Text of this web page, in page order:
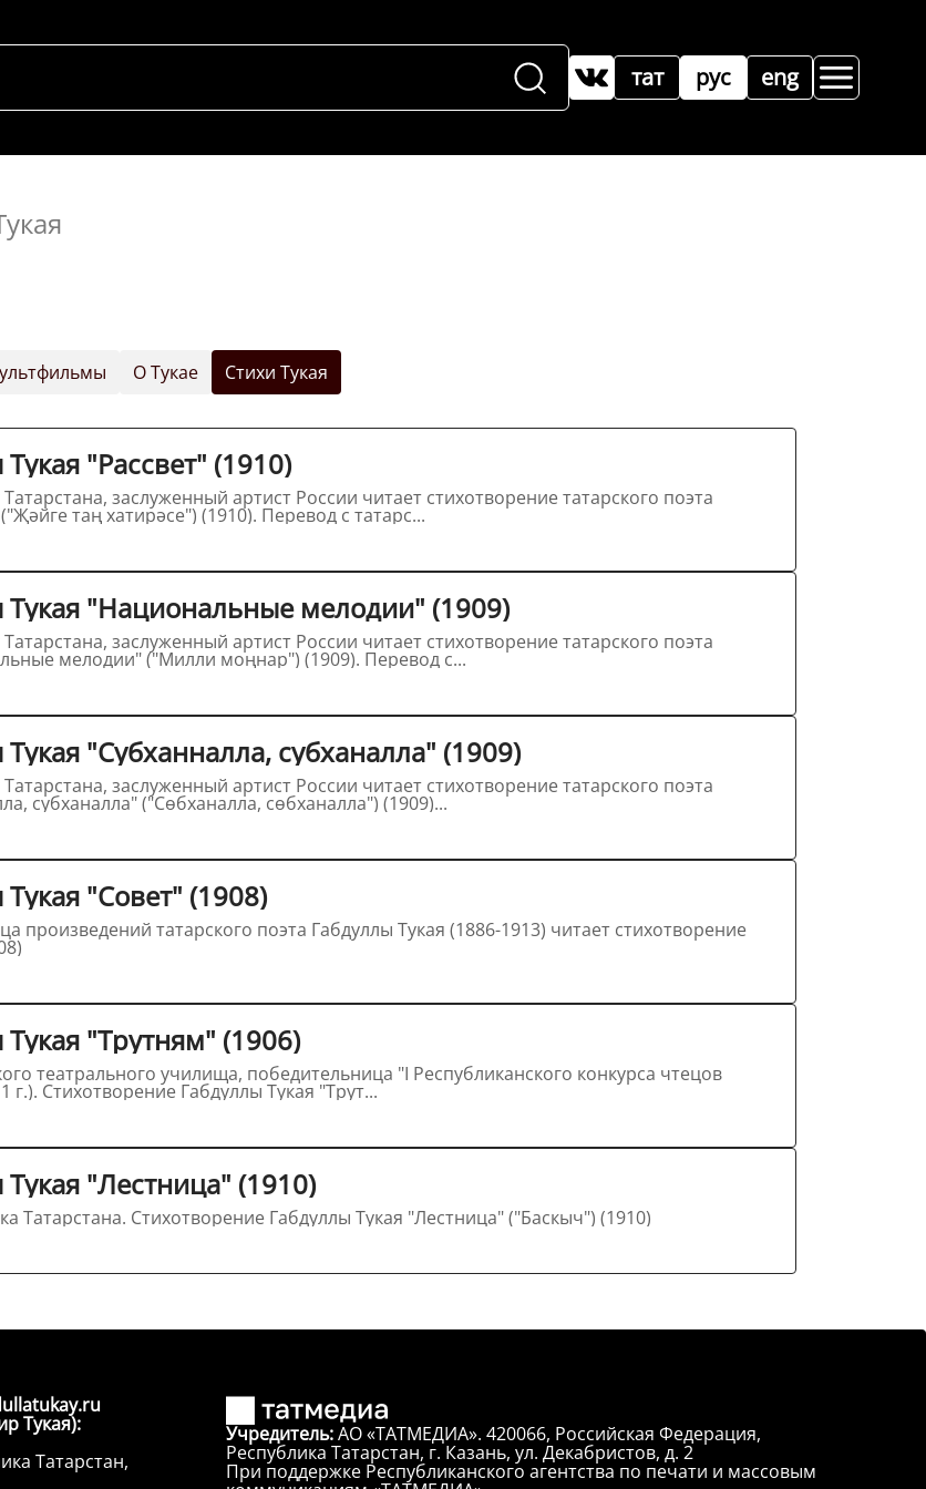
рус
тат eng
О Тукае Стихи Тукая
"Рассвет" (1910)
Габдуллы Тукая (1886-1913) "Рассвет" ("Җәйге таң хатирәсе") (1910). Перевод с татарс...
Тукая "Национальные мелодии" (1909)
Габдуллы Тукая (1886-1913) "Национальные мелодии" ("Милли моңнар") (1909). Перевод с...
"Субханналла, субханалла" (1909)
субханалла" ("Сөбханалла, сөбханалла") (1909)...
"Совет" (1908)
"Трутням" (1906)
произведений Г.Тукая" (г. Казань, 2011 г.). Стихотворение Габдуллы Тукая "Трут...
"Лестница" (1910)
Эльза Фардеева, заслуженная артистка Татарстана. Стихотворение Габдуллы Тукая "Лестница" ("Баскыч") (1910)
Тукая):
Татарстан,
Учредитель:АО «ТАТМЕДИА». 420066, Российская Федерация,
Республика Татарстан, г. Казань, ул. Декабристов, д. 2
При поддержке Республиканского агентства по печати и массовым